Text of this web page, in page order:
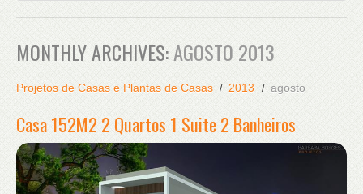
MONTHLY ARCHIVES:AGOSTO 2013
Projetos de Casas e Plantas de Casas 2013 agosto
Casa 152M2 2 Quartos 1 Suite 2 Banheiros